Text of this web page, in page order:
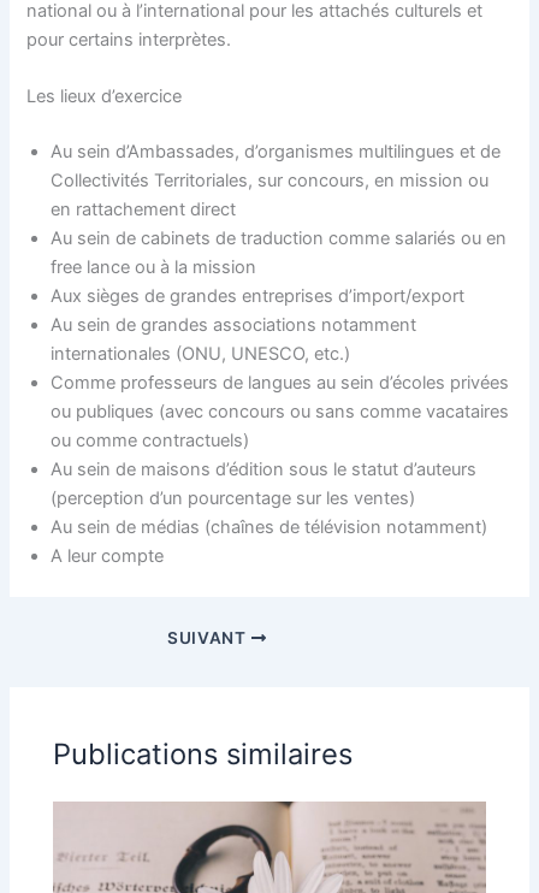
national ou à l’international pour les attachés culturels et
pour certains interprètes.
Les lieux d’exercice
Au sein d’Ambassades, d’organismes multilingues et de
Collectivités Territoriales, sur concours, en mission ou
en rattachement direct
Au sein de cabinets de traduction comme salariés ou en
free lance ou à la mission
Aux sièges de grandes entreprises d’import/export
Au sein de grandes associations notamment
internationales (ONU, UNESCO, etc.)
Comme professeurs de langues au sein d’écoles privées
ou publiques (avec concours ou sans comme vacataires
ou comme contractuels)
Au sein de maisons d’édition sous le statut d’auteurs
(perception d’un pourcentage sur les ventes)
Au sein de médias (chaînes de télévision notamment)
A leur compte
SUIVANT
Publications similaires